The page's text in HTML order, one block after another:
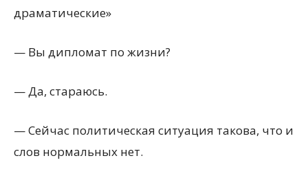
драматические»
— Вы дипломат по жизни?
— Да, стараюсь.
— Сейчас политическая ситуация такова, что и
слов нормальных нет.